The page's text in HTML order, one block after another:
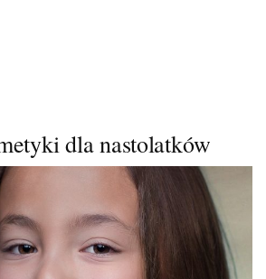
dla nastolatków